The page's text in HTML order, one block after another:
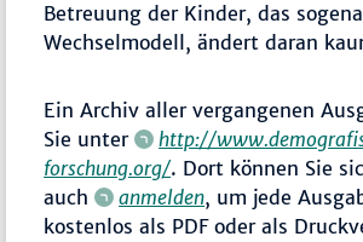
Betreuung der Kinder, das
Wechselmodell, ändert daran
Ein Archiv aller vergangenen
Sie unter
http://
forschung.org/. Dort können Sie
auch
anmelden, um jede
kostenlos als PDF oder als